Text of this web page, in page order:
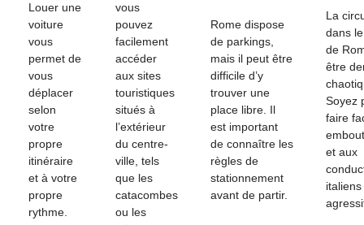
Louer une
voiture
vous
permet de
vous
déplacer
selon
votre
propre
itinéraire
et à votre
propre
rythme.
vous
pouvez
facilement
accéder
aux sites
touristiques
situés à
l’extérieur
du centre-
ville, tels
que les
catacombes
ou les
Rome dispose
de parkings,
mais il peut être
difficile d’y
trouver une
place libre. Il
est important
de connaître les
règles de
stationnement
avant de partir.
La
dans
de
être
Soyez
faire
et aux